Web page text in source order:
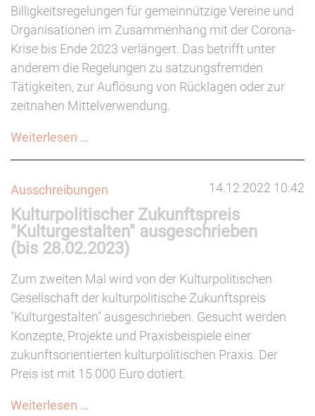
Billigkeitsregelungen für gemeinnützige Vereine und
Organisationen im Zusammenhang mit der Corona-
Krise bis Ende 2023 verlängert. Das betrifft unter
anderem die Regelungen zu satzungsfremden
Tätigkeiten, zur Auflösung von Rücklagen oder zur
zeitnahen Mittelverwendung.
Weiterlesen …
Gemeinnützige
verlängert
14.12.2022 10:42
Ausschreibungen
Kulturpolitischer Zukunftspreis
"Kulturgestalten" ausgeschrieben
(bis 28.02.2023)
Zum zweiten Mal wird von der Kulturpolitischen
Gesellschaft der kulturpolitische Zukunftspreis
"Kulturgestalten" ausgeschrieben. Gesucht werden
Konzepte, Projekte und Praxisbeispiele einer
zukunftsorientierten kulturpolitischen Praxis. Der
Preis ist mit 15.000 Euro dotiert.
Weiterlesen …